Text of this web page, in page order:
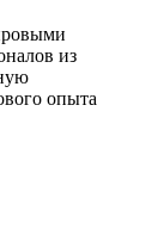
из
опыта